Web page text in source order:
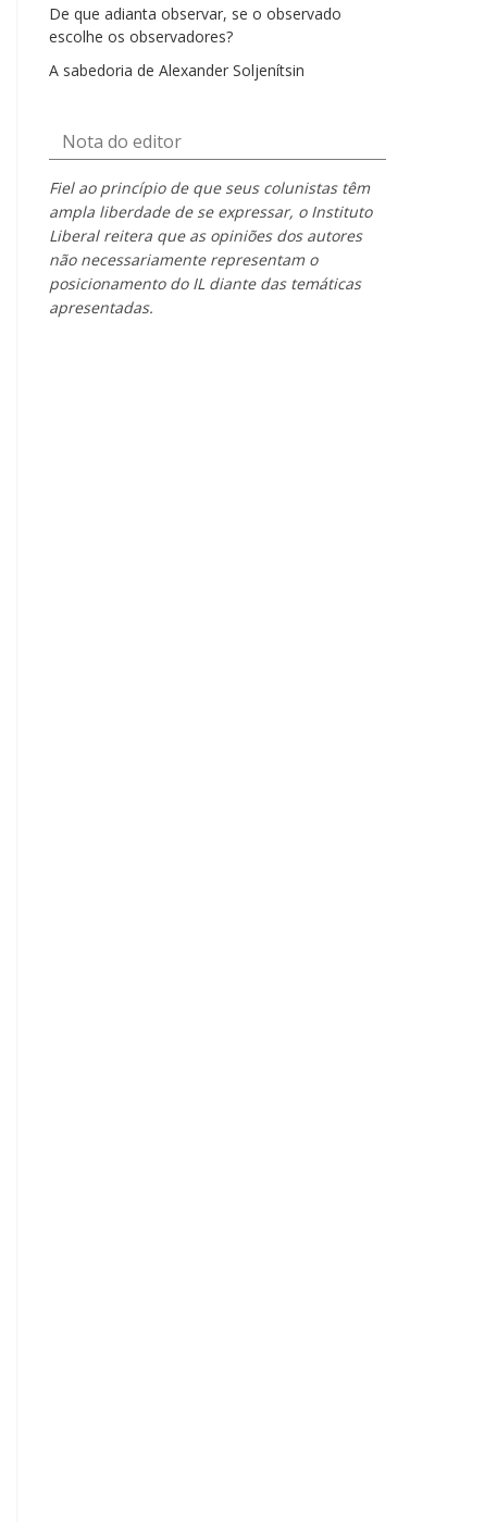
De que adianta observar, se o observado
escolhe os observadores?
A sabedoria de Alexander Soljenítsin
Nota do editor
Fiel ao princípio de que seus colunistas têm
ampla liberdade de se expressar, o Instituto
Liberal reitera que as opiniões dos autores
não necessariamente representam o
posicionamento do IL diante das temáticas
apresentadas.